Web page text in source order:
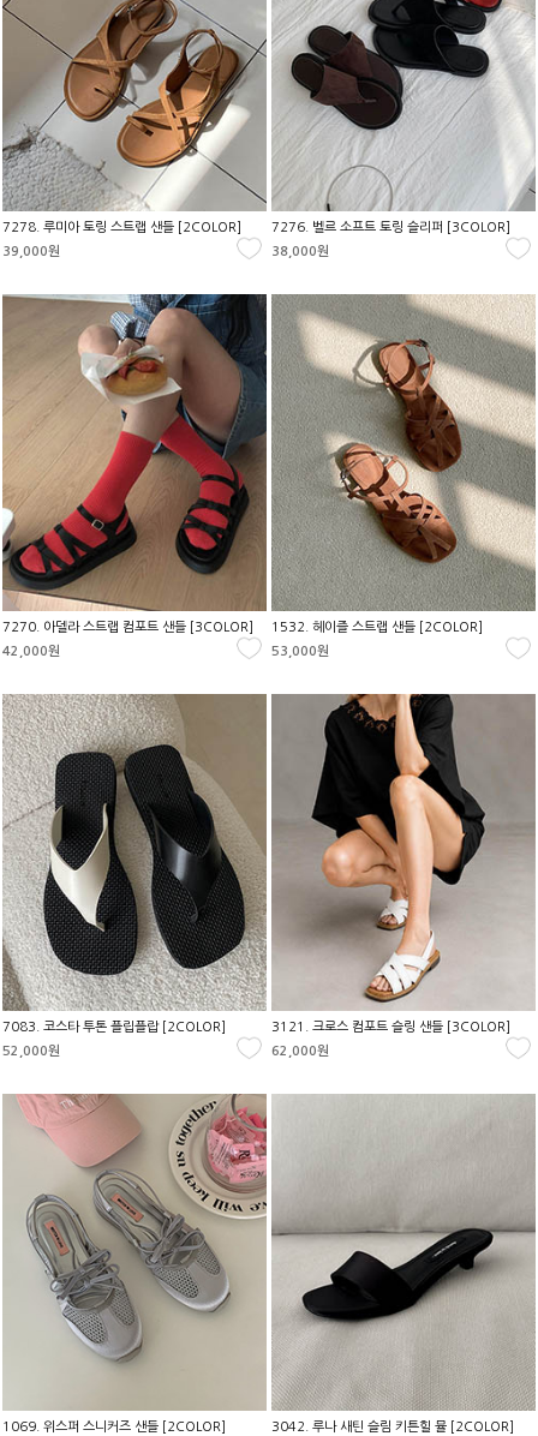
7278. 루미아 토링 스트랩 샌들 [2COLOR]
39,000원
7276. 벨르 소프트 토링 슬리퍼 [3COLOR]
38,000원
7270. 아델라 스트랩 컴포트 샌들 [3COLOR]
42,000원
1532. 헤이즐 스트랩 샌들 [2COLOR]
53,000원
7083. 코스타 투톤 플립플랍 [2COLOR]
52,000원
3121. 크로스 컴포트 슬링 샌들 [3COLOR]
62,000원
1069. 위스퍼 스니커즈 샌들 [2COLOR] 3042. 루나 새틴 슬림 키튼힐 뮬 [2COLOR]